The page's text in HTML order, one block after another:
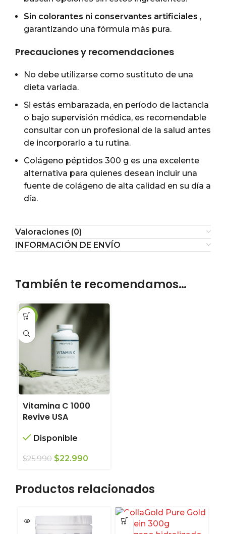
Sin colorantes ni conservantes artificiales ,
garantizando una fórmula más pura.
Precauciones y recomendaciones
No debe utilizarse como sustituto de una
dieta variada.
Si estás embarazada, en período de lactancia
o bajo supervisión médica, es recomendable
consultar con un profesional de la salud antes
de incorporarlo a tu rutina.
Colágeno péptidos 300 g es una excelente
alternativa para quienes desean incluir una
fuente de colágeno de alta calidad en su día a
día.
Valoraciones (0)
INFORMACIÓN DE ENVÍO
También te recomendamos…
-12%
Vitamina C 1000
Revive USA
Disponible
$25.990 El
era:
$22.990
es:
Productos relacionados